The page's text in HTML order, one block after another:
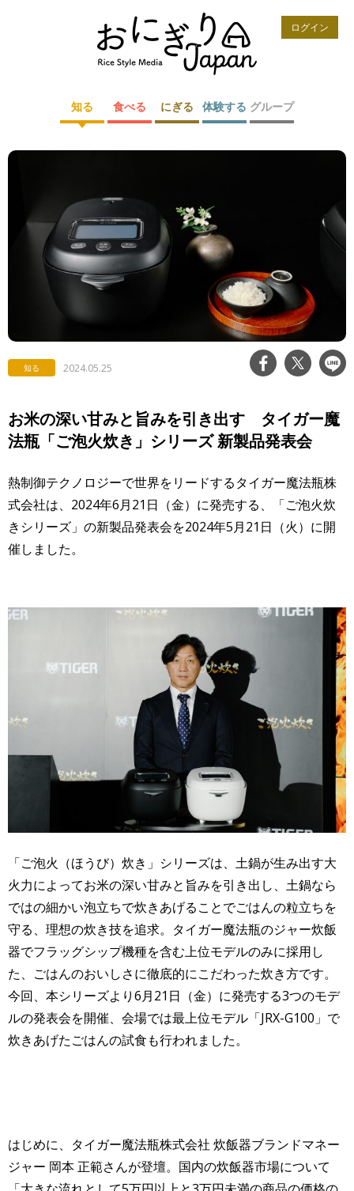
ログイン
知る 食べる にぎる 体験する グループ
知る 2024.05.25
お米の深い甘みと旨みを引き出す タイガー魔
法瓶「ご泡火炊き」シリーズ 新製品発表会
熱制御テクノロジーで世界をリードするタイガー魔法瓶株
式会社は、2024年6月21日（金）に発売する、「ご泡火炊
きシリーズ」の新製品発表会を2024年5月21日（火）に開
催しました。
「ご泡火（ほうび）炊き」シリーズは、土鍋が生み出す大
火力によってお米の深い甘みと旨みを引き出し、土鍋なら
ではの細かい泡立ちで炊きあげることでごはんの粒立ちを
守る、理想の炊き技を追求。タイガー魔法瓶のジャー炊飯
器でフラッグシップ機種を含む上位モデルのみに採用し
た、ごはんのおいしさに徹底的にこだわった炊き方です。
今回、本シリーズより6月21日（金）に発売する3つのモデ
ルの発表会を開催、会場では最上位モデル「JRX-G100」で
炊きあげたごはんの試食も行われました。
はじめに、タイガー魔法瓶株式会社 炊飯器ブランドマネー
ジャー 岡本 正範さんが登壇。国内の炊飯器市場について